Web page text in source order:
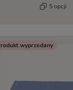
5 opcji
wyprzedany